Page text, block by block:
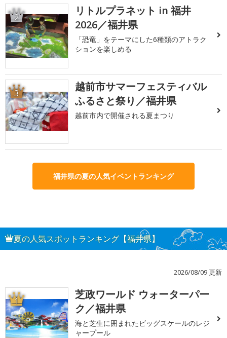
2
リトルプラネット in 福井
2026／福井県
「恐竜」をテーマにした6種類のアトラク
ションを楽しめる
3
越前市サマーフェスティバル
ふるさと祭り／福井県
越前市内で開催される夏まつり
福井県の夏の人気イベントランキング
夏の人気スポットランキング【福井県】
2026/08/09 更新
1
芝政ワールド ウォーターパー
ク／福井県
海と芝生に囲まれたビッグスケールのレジ
ャープール